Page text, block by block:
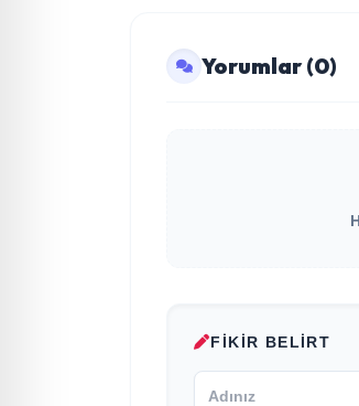
Yorumlar (0)
FIKIR BELIRT